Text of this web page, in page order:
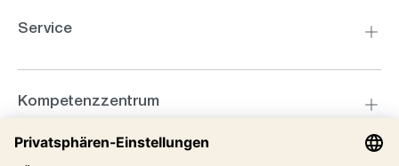
Service
Kompetenzzentrum